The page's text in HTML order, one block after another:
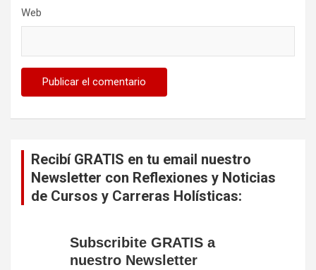
Web
Recibí GRATIS en tu email nuestro
Newsletter con Reflexiones y Noticias
de Cursos y Carreras Holísticas:
Subscribite GRATIS a
nuestro Newsletter